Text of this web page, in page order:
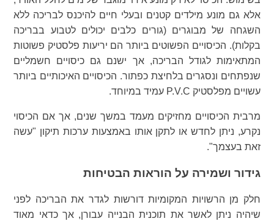
אלא גם מונע מילדים קטנים ובעלי חיים להיכנס לבריכה ללא
השגחה של מבוגרים (גורים כלבים יכולים לטבוע בבריכה
בקלות). הכיסויים הפשוטים ביותר הם יריעות פלסטיק פשוטות
המתאימות לגודל הבריכה, אך ישנם גם כיסויים חשמליים
שנפתחים ונסגרים בלחיצת כפתור. הכיסויים האיכותיים ביותר
עשויים מפלסטיק P.V.C עמיד במיוחד.
מרבית הכיסויים מחזיקים מעמד במשך שנים, אך אם הכיסוי
נקרע, ניתן לחדש או לתקן אותו באמצעות ערכות תיקון "עשה
זאת בעצמך".
גידור ושמירה על הוראות הבטיחות
חלק מן הרשויות המקומיות דורשות לגדר את הבריכה לפני
שיהיה ניתן לאשר את תוכנית הבנייה עבורן, אך כדאי מאוד